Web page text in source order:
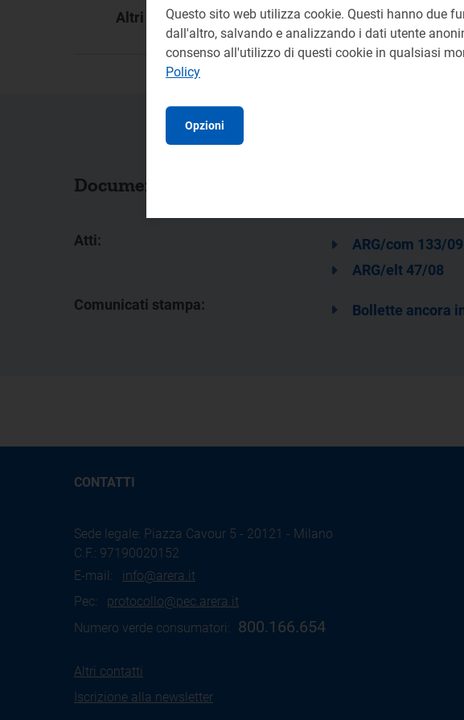
Altri documenti:
Relazione
pdf 55 KB
Documenti collegati
Atti: ARG/com 133/09
ARG/elt 47/08
Comunicati stampa: Bollette ancora
CONTATTI
Sede legale: Piazza Cavour 5 - 20121 - Milano
C.F.: 97190020152
E-mail: info@arera.it
Pec: protocollo@pec.arera.it
Numero verde consumatori:
800.166.654
Altri contatti
Iscrizione alla newsletter
Questo sito web utilizza cookie. Questi hanno due
dall'altro, salvando e analizzando i dati utente
consenso all'utilizzo di questi cookie in qualsiasi
Policy
Opzioni